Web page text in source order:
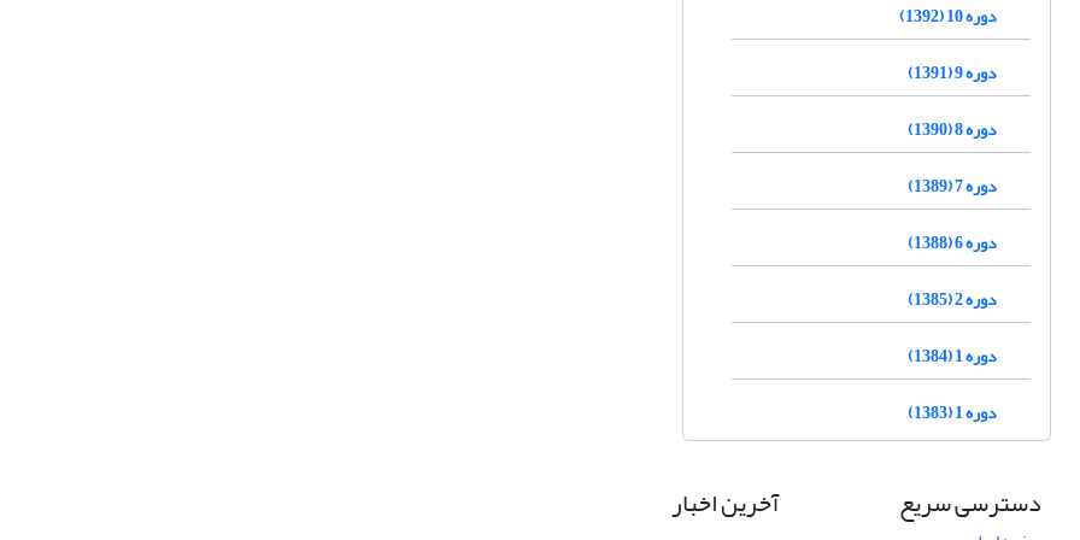
دوره 10 (1392)
دوره 9 (1391)
دوره 8 (1390)
دوره 7 (1389)
دوره 6 (1388)
دوره 2 (1385)
دوره 1 (1384)
دوره 1 (1383)
دسترسی سریع آخرین اخبار